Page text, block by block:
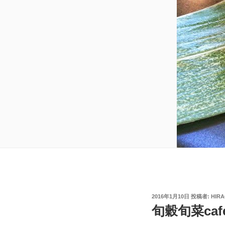
投
稿
日:
2016年1月10日 投稿者:
旬穀旬菜